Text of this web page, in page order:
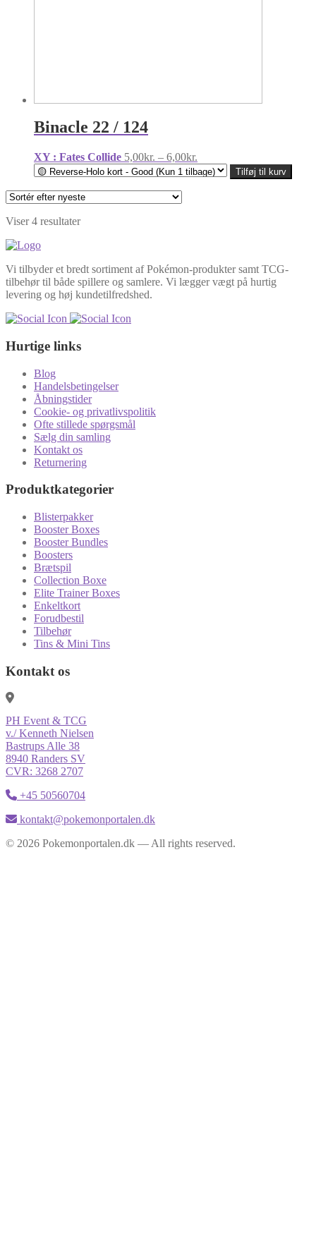
Binacle 22 / 124
XY : Fates Collide 5,00kr. – 6,00kr.
5,00kr.
Tilføj til kurv
Viser 4 resultaterSorteret
Vi tilbyder et bredt sortiment af Pokémon-produkter samt TCG-
tilbehør til både spillere og samlere. Vi lægger vægt på hurtig
levering og høj kundetilfredshed.
Hurtige links
Blog
Handelsbetingelser
Åbningstider
Cookie- og privatlivspolitik
Ofte stillede spørgsmål
Sælg din samling
Kontakt os
Returnering
Produktkategorier
Blisterpakker
Booster Boxes
Booster Bundles
Boosters
Brætspil
Collection Boxe
Elite Trainer Boxes
Enkeltkort
Forudbestil
Tilbehør
Tins & Mini Tins
Kontakt os
PH Event & TCG
v./ Kenneth Nielsen
Bastrups Alle 38
8940 Randers SV
CVR: 3268 2707
+45 50560704
kontakt@pokemonportalen.dk
© 2026 Pokemonportalen.dk — All rights reserved.